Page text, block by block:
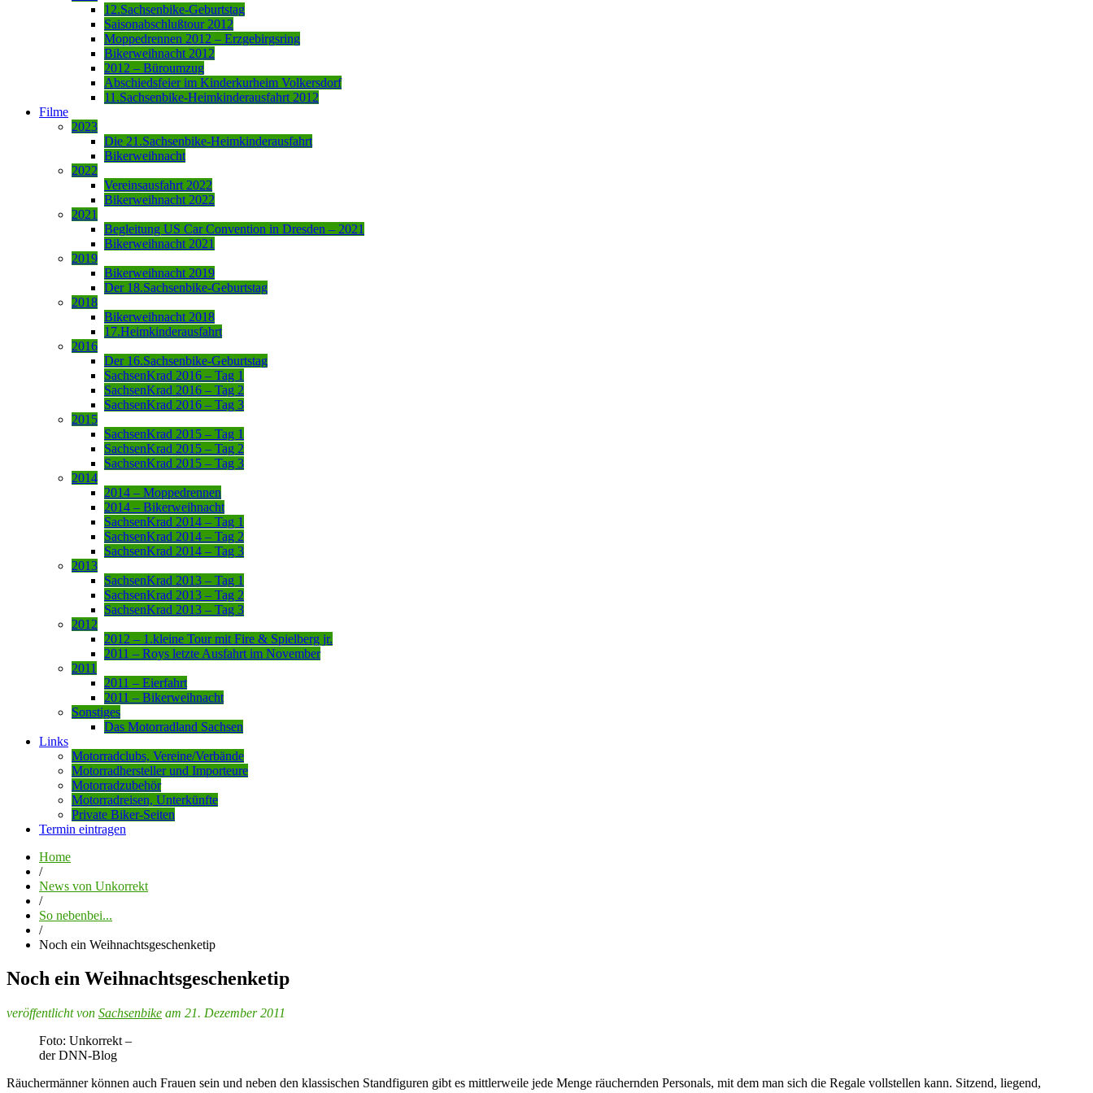
12.Sachsenbike-Geburtstag
Saisonabschlußtour 2012
Moppedrennen 2012 – Erzgebirgsring
Bikerweihnacht 2012
2012 – Büroumzug
Abschiedsfeier im Kinderkurheim Volkersdorf
11.Sachsenbike-Heimkinderausfahrt 2012
Filme
2023
Die 21.Sachsenbike-Heimkinderausfahrt
Bikerweihnacht
2022
Vereinsausfahrt 2022
Bikerweihnacht 2022
2021
Begleitung US Car Convention in Dresden – 2021
Bikerweihnacht 2021
2019
Bikerweihnacht 2019
Der 18.Sachsenbike-Geburtstag
2018
Bikerweihnacht 2018
17.Heimkinderausfahrt
2016
Der 16.Sachsenbike-Geburtstag
SachsenKrad 2016 – Tag 1
SachsenKrad 2016 – Tag 2
SachsenKrad 2016 – Tag 3
2015
SachsenKrad 2015 – Tag 1
SachsenKrad 2015 – Tag 2
SachsenKrad 2015 – Tag 3
2014
2014 – Moppedrennen
2014 – Bikerweihnacht
SachsenKrad 2014 – Tag 1
SachsenKrad 2014 – Tag 2
SachsenKrad 2014 – Tag 3
2013
SachsenKrad 2013 – Tag 1
SachsenKrad 2013 – Tag 2
SachsenKrad 2013 – Tag 3
2012
2012 – 1.kleine Tour mit Fire & Spielberg jr.
2011 – Roys letzte Ausfahrt im November
2011
2011 – Eierfahrt
2011 – Bikerweihnacht
Sonstiges
Das Motorradland Sachsen
Links
Motorradclubs, Vereine/Verbände
Motorradhersteller und Importeure
Motorradzubehör
Motorradreisen, Unterkünfte
Private Biker-Seiten
Termin eintragen
Home
/
News von Unkorrekt
/
So nebenbei...
/
Noch ein Weihnachtsgeschenketip
Noch ein Weihnachtsgeschenketip
veröffentlicht von Sachsenbike am 21. Dezember 2011
Foto: Unkorrekt –
der DNN-Blog
Räuchermänner können auch Frauen sein und neben den klassischen Standfiguren gibt es mittlerweile jede Menge räuchernden Personals, mit dem man sich die Regale vollstellen kann. Sitzend, liegend,